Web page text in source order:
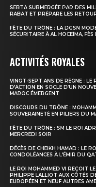
Insight
À propos
Nous contacter
Formules
Mon compte
SEBTA SUBMERGÉE PAR DES
RABAT ET PRÉPARE LES
FÊTE DU TRÔNE : LA DGSN
SÉCURITAIRE À AL HOCEÏMA,
ACTIVITÉS ROYALES
VINGT-SEPT ANS DE RÈGNE : LE
D’ACTION EN SOCLE D’UN
MAROC ÉMERGENT
DISCOURS DU TRÔNE :
SOUVERAINETÉ EN PILIERS DU
FÊTE DU TRÔNE : SM LE ROI
MERCREDI SOIR
DÉCÈS DE CHEIKH HAMAD : LE
CONDOLÉANCES À L’ÉMIR DU
LE ROI MOHAMMED VI REÇOIT
PHILIPPE LALLIOT AUX CÔTÉS
EUROPÉEN ET NEUF AUTRES